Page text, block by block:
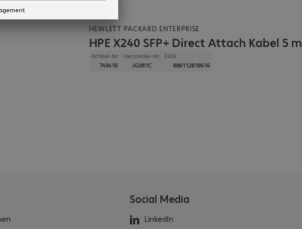
HEWLETT PACKARD ENTERPRISE
HPE X240 SFP+ Direct Attach Kabel 5 m
Artikel-Nr:
749416
Hersteller-Nr:
JG081C
EAN
886112818616
Social Media
LinkedIn